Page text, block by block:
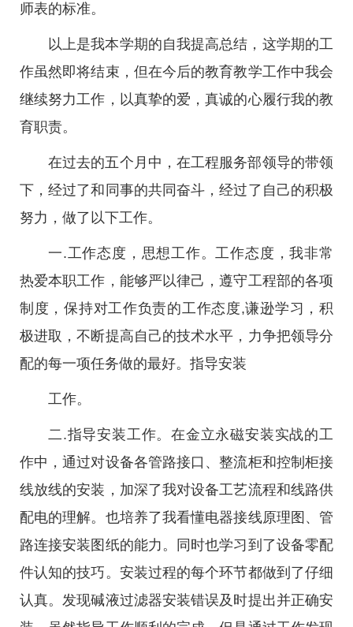
师表的标准。
以上是我本学期的自我提高总结，这学期的工
作虽然即将结束，但在今后的教育教学工作中我会
继续努力工作，以真挚的爱，真诚的心履行我的教
育职责。
在过去的五个月中，在工程服务部领导的带领
下，经过了和同事的共同奋斗，经过了自己的积极
努力，做了以下工作。
一.工作态度，思想工作。工作态度，我非常
热爱本职工作，能够严以律己，遵守工程部的各项
制度，保持对工作负责的工作态度,谦逊学习，积
极进取，不断提高自己的技术水平，力争把领导分
配的每一项任务做的最好。指导安装
工作。
二.指导安装工作。在金立永磁安装实战的工
作中，通过对设备各管路接口、整流柜和控制柜接
线放线的安装，加深了我对设备工艺流程和线路供
配电的理解。也培养了我看懂电器接线原理图、管
路连接安装图纸的能力。同时也学习到了设备零配
件认知的技巧。安装过程的每个环节都做到了仔细
认真。发现碱液过滤器安装错误及时提出并正确安